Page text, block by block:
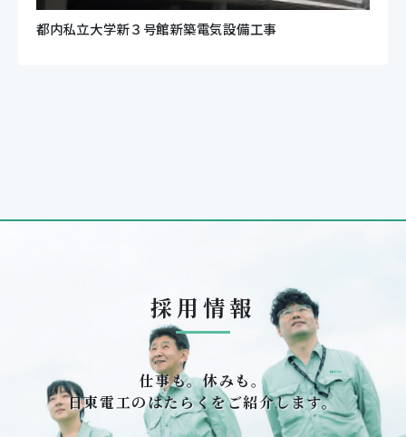
都内私立大学新３号館新築電気設備工事
採用情報
仕事も。休みも。
日東電工のはたらくをご紹介します。